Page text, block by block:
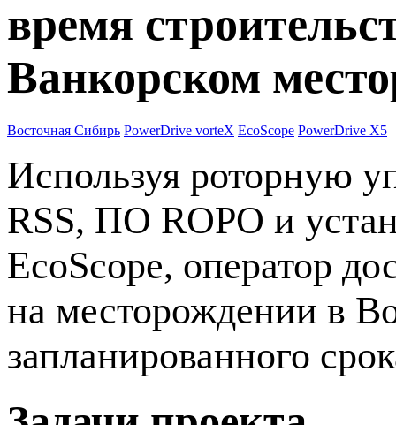
время
Ванкорском
Восточная Сибирь PowerDrive vorteX EcoScope PowerDrive X5
Используя роторную
RSS, ПО ROPO и
EcoScope, оператор
на месторождении в
запланированного